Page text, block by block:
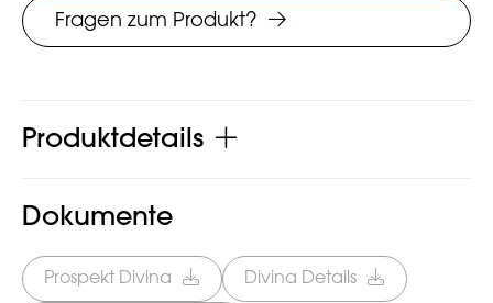
Fragen zum Produkt?
Produktdetails
Dokumente
Prospekt Divina Divina Details